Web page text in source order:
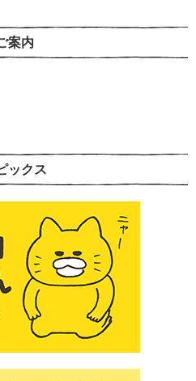
案内
ックス